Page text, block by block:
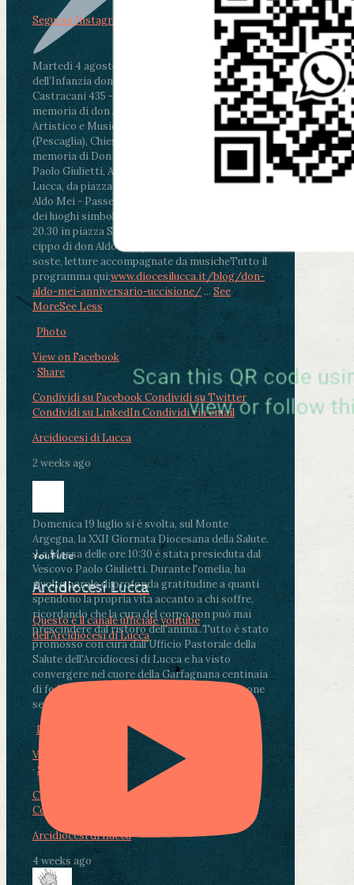
Martedì 4 agosto2026
ore 11:30 - Lucca, Scuola
dell’Infanzia don Aldo Mei - Viale Castruccio
Castracani 435 - Inaugurazione murales in
memoria di don Aldo Mei curato dal Liceo
Artistico e Musicale “Passaglia”
ore 18 - Fiano
(Pescaglia), Chiesa parrocchiale - Messa in
memoria di Don Aldo Mei celebrata da mons.
Paolo Giulietti, Arcivescovo di Lucca
ore 20.30 -
Lucca, da piazza San Michele al Cippo di don
Aldo Mei - Passeggiata della Memoria in alcuni
dei luoghi simbolo della città. Ritrovo alle ore
20.30 in piazza San Michele con conclusione al
cippo di don Aldo Mei (Porta Elisa). Durante le
soste, letture accompagnate da musicheTutto il
programma qui:www.diocesilucca.it/blog/don-
aldo-mei-anniversario-uccisione/ ... See
MoreSee Less
Photo
View on Facebook
· Share
Condividi su FacebookCondividi su Twitter
Condividi su LinkedInCondividi via email
Arcidiocesi di Lucca
2 weeks ago
Domenica 19 luglio si è svolta, sul Monte
Argegna, la XXII Giornata Diocesana della Salute.
.La Messa delle ore 10:30 è stata presieduta dal
Vescovo Paolo Giulietti. Durante l'omelia, ha
rivolto parole di profonda gratitudine a quanti
spendono la propria vita accanto a chi soffre,
ricordando che la cura del corpo non può mai
prescindere dal ristoro dell'anima..Tutto è stato
promosso con cura dall'Ufficio Pastorale della
Salute dell'Arcidiocesi di Lucca e ha visto
convergere nel cuore della Garfagnana centinaia
di fedeli, operatori sanitari, volontari e persone
segnate dalla malattia.
Photo
View on Facebook
· Share
Condividi su Facebook
Condividi su LinkedIn
Arcidiocesi di Lucca
4 weeks ago
Segui su Instagram
YouTube
Arcidiocesi Lucca
Questo è il canale ufficiale youtube
dell'Arcidiocesi di Lucca